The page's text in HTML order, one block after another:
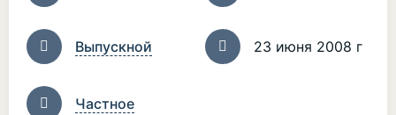
Выпускной 23 июня 2008 г
Частное